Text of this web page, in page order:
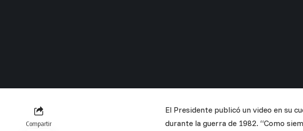
Compartir
El Presidente publicó un video en su
durante la guerra de 1982. “Como